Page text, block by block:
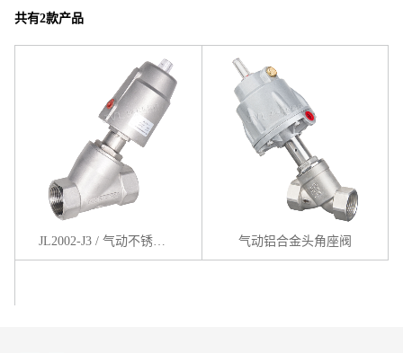
共有2款产品
气动铝合金头角座阀